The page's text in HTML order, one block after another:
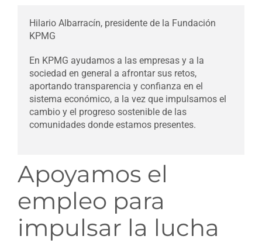
Hilario Albarracín, presidente de la Fundación
KPMG
En KPMG ayudamos a las empresas y a la
sociedad en general a afrontar sus retos,
aportando transparencia y confianza en el
sistema económico, a la vez que impulsamos el
cambio y el progreso sostenible de las
comunidades donde estamos presentes.
Apoyamos el
empleo para
impulsar la lucha